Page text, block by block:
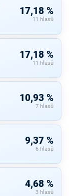
17,18 %
11 hlasů
17,18 %
11 hlasů
10,93 %
7 hlasů
9,37 %
6 hlasů
4,68 %
3 hlasů